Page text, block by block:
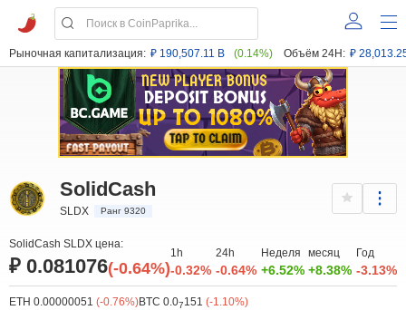
Рыночная капитализация: ₽ 190,507.11 B (0.14%) Объём 24H: ₽
SolidCash
SLDX Ранг 9320
SolidCash SLDX цена:
₽ 0.081076(-0.64%)
1h
-0.32%
24h
-0.64%
Неделя
+6.52%
месяц
+8.38%
Год
-3.13%
ETH 0.00000051 (-0.76%)BTC 0.07151 (-1.10%)